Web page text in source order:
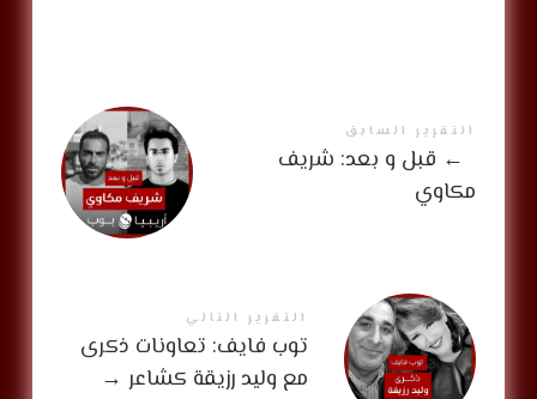
التقرير السابق
← قبل و بعد: شريف
مكاوي
التقرير التالي
توب فايف: تعاونات ذكرى
مع وليد رزيقة كشاعر →